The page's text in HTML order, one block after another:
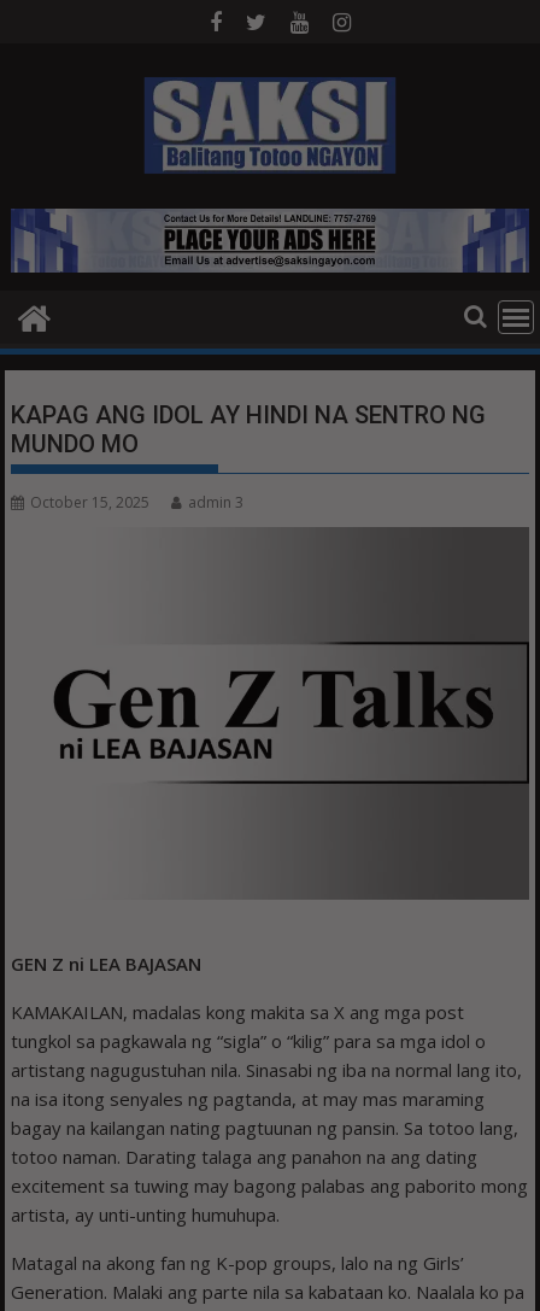
KAPAG ANG IDOL AY HINDI NA SENTRO NG
MUNDO MO
October 15, 2025 admin 3
GEN Z ni LEA BAJASAN
KAMAKAILAN, madalas kong makita sa X ang mga post
tungkol sa pagkawala ng “sigla” o “kilig” para sa mga idol o
artistang nagugustuhan nila. Sinasabi ng iba na normal lang ito,
na isa itong senyales ng pagtanda, at may mas maraming
bagay na kailangan nating pagtuunan ng pansin. Sa totoo lang,
totoo naman. Darating talaga ang panahon na ang dating
excitement sa tuwing may bagong palabas ang paborito mong
artista, ay unti-unting humuhupa.
Matagal na akong fan ng K-pop groups, lalo na ng Girls’
Generation. Malaki ang parte nila sa kabataan ko. Naalala ko pa